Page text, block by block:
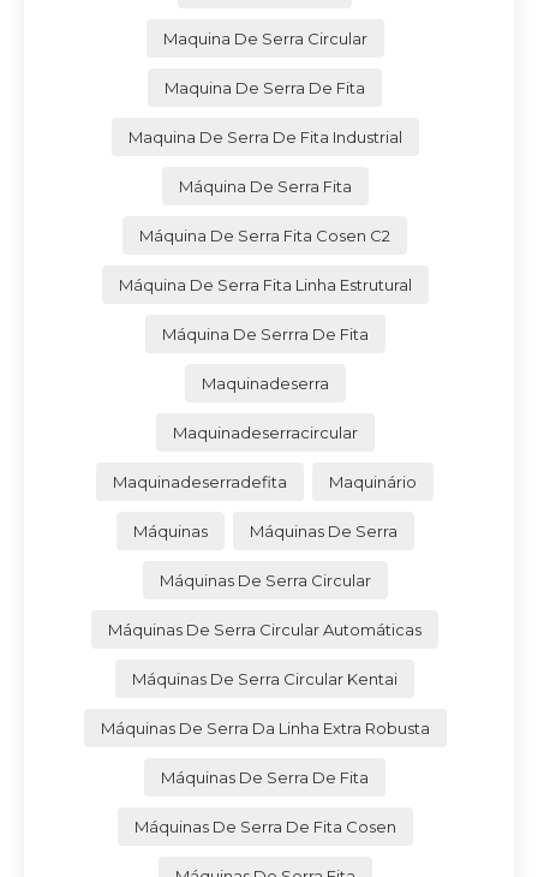
Maquina De Serra Circular
Maquina De Serra De Fita
Maquina De Serra De Fita Industrial
Máquina De Serra Fita
Máquina De Serra Fita Cosen C2
Máquina De Serra Fita Linha Estrutural
Máquina De Serrra De Fita
Maquinadeserra
Maquinadeserracircular
Maquinadeserradefita Maquinário
Máquinas Máquinas De Serra
Máquinas De Serra Circular
Máquinas De Serra Circular Automáticas
Máquinas De Serra Circular Kentai
Máquinas De Serra Da Linha Extra Robusta
Máquinas De Serra De Fita
Máquinas De Serra De Fita Cosen